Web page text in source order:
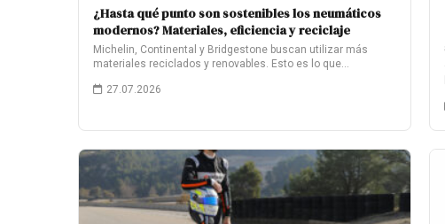
¿Hasta qué punto son sostenibles los neumáticos
modernos? Materiales, eficiencia y reciclaje
Michelin, Continental y Bridgestone buscan utilizar más
materiales reciclados y renovables. Esto es lo que…
27.07.2026